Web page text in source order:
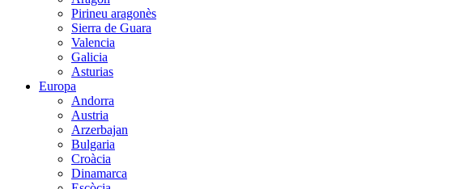
Pirineu aragonès
Sierra de Guara
Valencia
Galicia
Asturias
Europa
Andorra
Austria
Arzerbajan
Bulgaria
Croàcia
Dinamarca